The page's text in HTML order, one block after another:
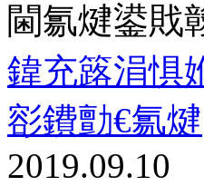
閫氱煡鍙戝
鍏充簬涓惧
彮鐨勯€氱煡
2019.09.10